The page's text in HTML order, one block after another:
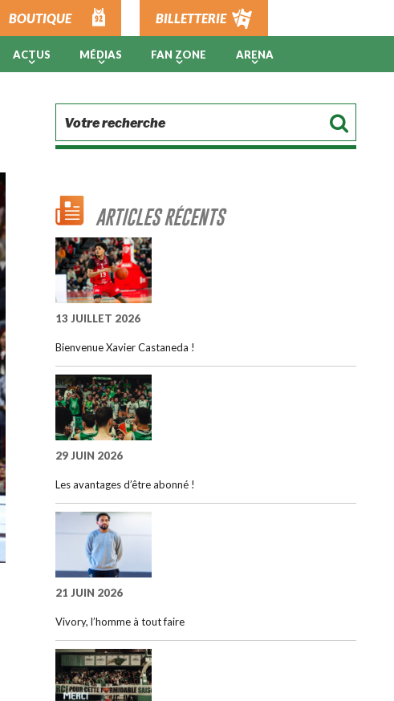
BOUTIQUE BILLETTERIE
ACTUS MÉDIAS FAN ZONE ARENA
ARTICLES RÉCENTS
13 JUILLET 2026
Bienvenue Xavier Castaneda !
29 JUIN 2026
Les avantages d’être abonné !
21 JUIN 2026
Vivory, l’homme à tout faire